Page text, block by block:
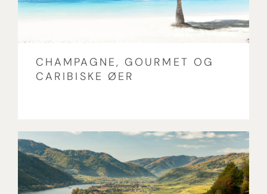
CHAMPAGNE, GOURMET OG
CARIBISKE ØER